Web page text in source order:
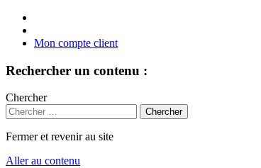
Mon compte client
Rechercher un contenu :
Chercher
Fermer et revenir au site
Aller au contenu